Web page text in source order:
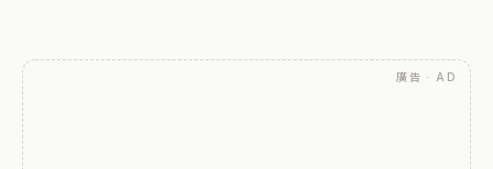
廣告 · AD